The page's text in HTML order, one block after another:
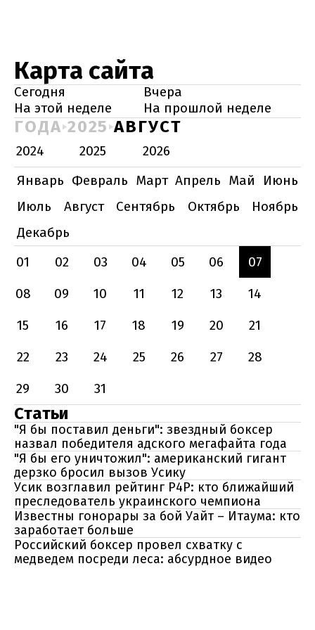
Карта сайта
Сегодня
Вчера
На этой неделе
На прошлой неделе
ГОДА 2025 АВГУСТ
2024 2025
2026
Январь Февраль Март Апрель Май
Июнь
Июль
Август Сентябрь Октябрь
Ноябрь
Декабрь
01
02 03 04 05 06
07
08
09 10 11 12 13
14
15
16 17 18 19 20
21
22
23 24 25 26 27
28
29
30 31
Статьи
"Я бы поставил деньги": звездный боксер
назвал победителя адского мегафайта года
"Я бы его уничтожил": американский гигант
дерзко бросил вызов Усику
Усик возглавил рейтинг P4P: кто ближайший
преследователь украинского чемпиона
Известны гонорары за бой Уайт – Итаума: кто
заработает больше
Российский боксер провел схватку с
медведем посреди леса: абсурдное видео